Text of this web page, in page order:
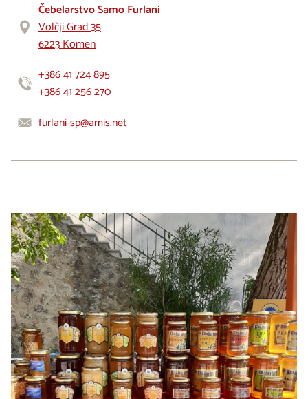
Čebelarstvo Samo Furlani
Volčji Grad 35
6223 Komen
+386 41 724 895
+386 41 256 270
furlani-sp@amis.net